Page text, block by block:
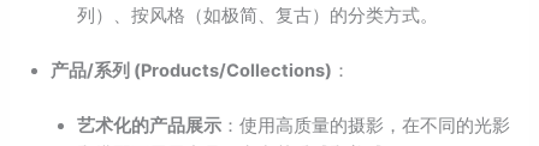
列）、按风格（如极简、复古）的分类方式。
产品/系列 (Products/Collections) ：
艺术化的产品展示 ：使用高质量的摄影，在不同的光影